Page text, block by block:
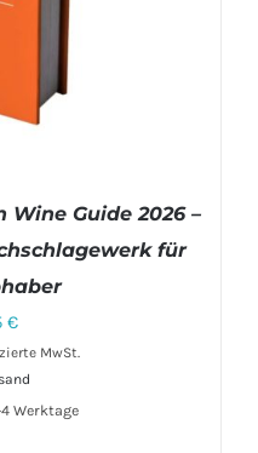
/ DETAILS
Wine Guide 2026 –
für
€
MwSt.
Werktage